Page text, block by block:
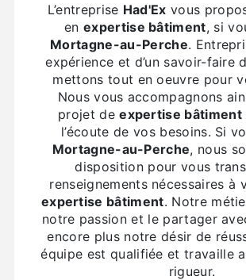
L’entreprise Had'Ex vous
en expertise bâtiment, si
Mortagne-au-Perche.
expérience et d’un savoir-faire
mettons tout en oeuvre pour
Nous vous accompagnons
projet deexpertise bâtiment
l’écoute de vos besoins. Si
Mortagne-au-Perche, nous
disposition pour vous
renseignements nécessaires à
expertise bâtiment. Notre
notre passion et le partager
encore plus notre désir de
équipe est qualifiée et travaille
rigueur.